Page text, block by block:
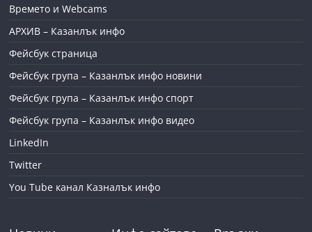
Времето и Webcams
АРХИВ – Казанлък инфо
Фейсбук страница
Фейсбук група – Казанлък инфо новини
Фейсбук група – Казанлък инфо спорт
Фейсбук група – Казанлък инфо видео
LinkedIn
Twitter
You Tube канал Казналък инфо